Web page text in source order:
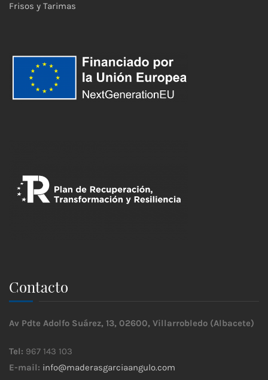
Frisos y Tarimas
Contacto
Av Pdte Adolfo Suárez, 13, 02600, Villarrobledo (Albacete)
Tel: 967 143 103
E-mail: info@maderasgarciaangulo.com